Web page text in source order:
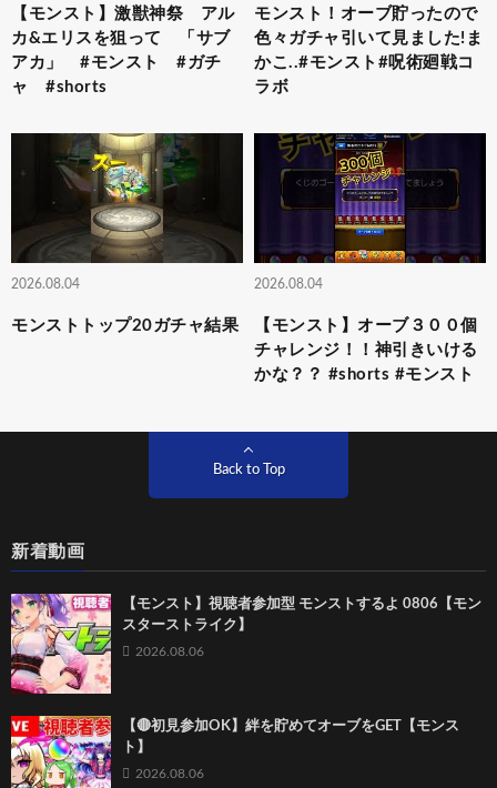
【モンスト】激獣神祭 アル
カ&エリスを狙って 「サブ
アカ」 #モンスト #ガチ
ャ #shorts
モンスト！オーブ貯ったので
色々ガチャ引いて見ました!ま
かこ..#モンスト#呪術廻戦コ
ラボ
2026.08.04
モンストトップ20ガチャ結果
2026.08.04
【モンスト】オーブ３００個
チャレンジ！！神引きいける
かな？？ #shorts #モンスト
Back to Top
新着動画
【モンスト】視聴者参加型 モンストするよ 0806【モン
スターストライク】
2026.08.06
【🔴初見参加OK】絆を貯めてオーブをGET【モンス
ト】
2026.08.06